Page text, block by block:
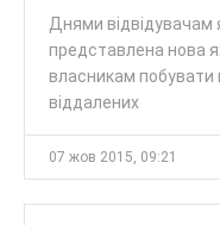
Днями
представлена нова
власникам побувати
віддалених
07 жов 2015, 09:21